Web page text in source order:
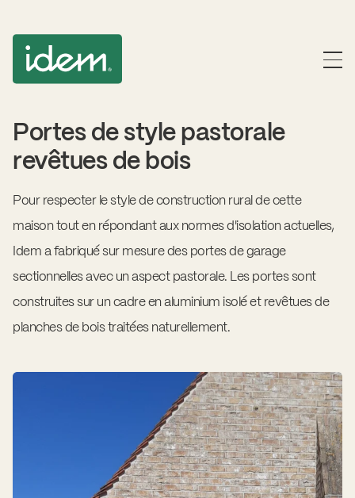
Portes de style pastorale
revêtues de bois
Pour respecter le style de construction rural de cette
maison tout en répondant aux normes d'isolation actuelles,
Idem a fabriqué sur mesure des portes de garage
sectionnelles avec un aspect pastorale. Les portes sont
construites sur un cadre en aluminium isolé et revêtues de
planches de bois traitées naturellement.